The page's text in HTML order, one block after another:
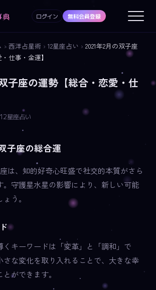
典 ログイン 無料会員登録
› 西洋占星術 › 12星座占い › 2021年2月の双子座
仕事・金運】
子座の運勢【総合・恋愛・仕
星座占い
子座の総合運
は、知的好奇心旺盛で社交的本質がさら
。守護星水星の影響により、新しい可能
う。
くキーワードは「変革」と「調和」で
さな変化を取り入れることで、大きな幸
ができます。